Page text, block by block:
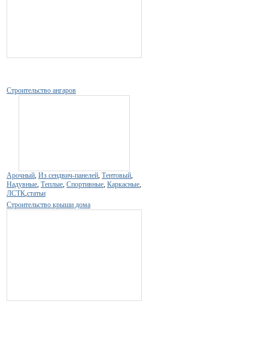
Строительство ангаров
Арочный, Из сендвич-панелей, Тентовый,
Надувные, Теплые, Спортивные, Каркасные,
ЛСТК,статьи
Строительство крыши дома